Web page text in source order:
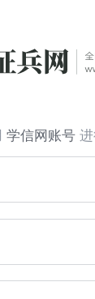
学信网账号